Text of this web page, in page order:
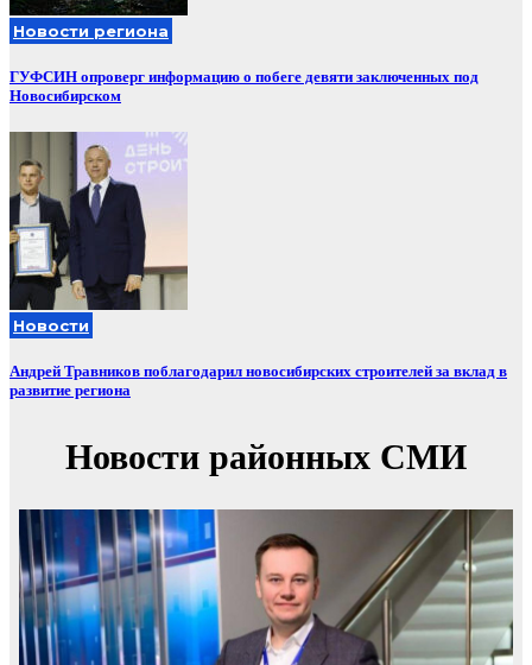
Новости региона
ГУФСИН опроверг информацию о побеге девяти заключенных под
Новосибирском
Новости
Андрей Травников поблагодарил новосибирских строителей за вклад в
развитие региона